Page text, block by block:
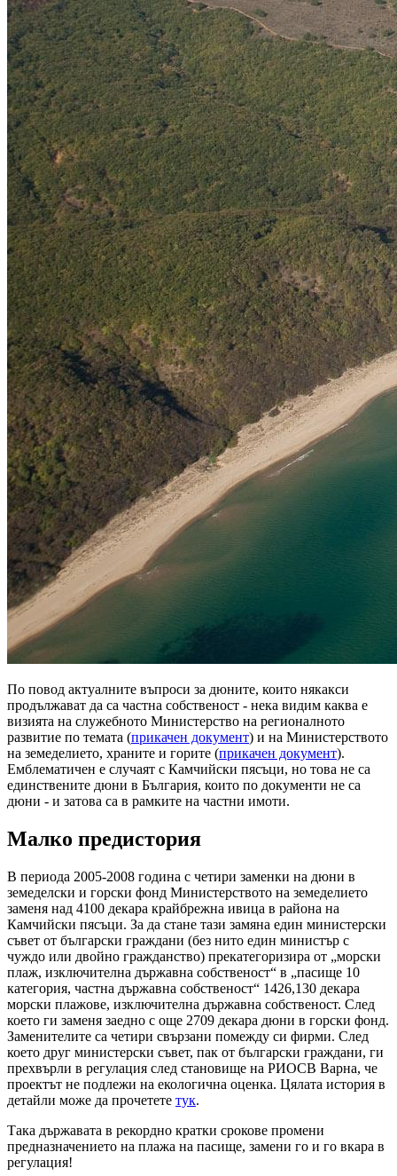
По повод актуалните въпроси за дюните, които някакси
продължават да са частна собственост - нека видим каква е
визията на служебното Министерство на регионалното
развитие по темата (прикачен документ) и на Министерството
на земеделието, храните и горите (прикачен документ).
Емблематичен е случаят с Камчийски пясъци, но това не са
единствените дюни в България, които по документи не са
дюни - и затова са в рамките на частни имоти.
Малко предистория
В периода 2005-2008 година с четири заменки на дюни в
земеделски и горски фонд Министерството на земеделието
заменя над 4100 декара крайбрежна ивица в района на
Камчийски пясъци. За да стане тази замяна един министерски
съвет от български граждани (без нито един министър с
чуждо или двойно гражданство) прекатегоризира от „морски
плаж, изключителна държавна собственост“ в „пасище 10
категория, частна държавна собственост“ 1426,130 декара
морски плажове, изключителна държавна собственост. След
което ги заменя заедно с още 2709 декара дюни в горски фонд.
Заменителите са четири свързани помежду си фирми. След
което друг министерски съвет, пак от български граждани, ги
прехвърли в регулация след становище на РИОСВ Варна, че
проектът не подлежи на екологична оценка. Цялата история в
детайли може да прочетете тук.
Така държавата в рекордно кратки срокове промени
предназначението на плажа на пасище, замени го и го вкара в
регулация!